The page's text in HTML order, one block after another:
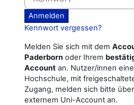
Anmelden
Kennwort vergessen?
Melden Sie sich mit dem
Paderborn oder Ihrem
Account an. Nutzer/innen
Hochschule, mit
Zugang, melden sich bitte
externem Uni-Account an.